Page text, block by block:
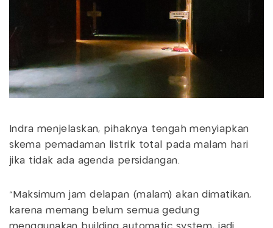
Indra menjelaskan, pihaknya tengah menyiapkan
skema pemadaman listrik total pada malam hari
jika tidak ada agenda persidangan.
"Maksimum jam delapan (malam) akan dimatikan,
karena memang belum semua gedung